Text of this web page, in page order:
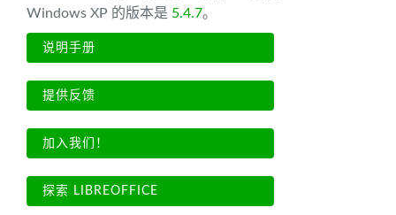
Windows XP 的版本是 5.4.7。
说明手册
提供反馈
加入我们！
探索 LIBREOFFICE